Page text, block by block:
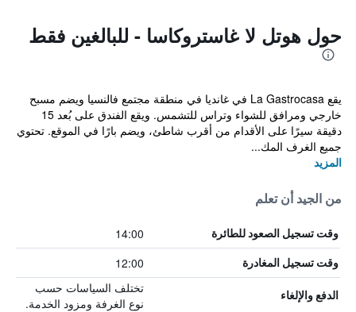
حول هوتل لا غاستروكاسا - للبالغين فقط
يقع La Gastrocasa في غانديا في منطقة مجتمع فالنسيا ويضم مسبح
خارجي ومرافق للشواء وتراس للتشمس. ويقع الفندق على بُعد 15
دقيقة سيرًا على الأقدام من أقرب شاطئ، ويضم بارًا في الموقع. تحتوي
جميع الغرف المك...
المزيد
من الجيد أن تعلم
وقت تسجيل الصعود للطائرة 14:00
وقت تسجيل المغادرة 12:00
الدفع والإلغاء
تختلف السياسات حسب
نوع الغرفة ومزود الخدمة.